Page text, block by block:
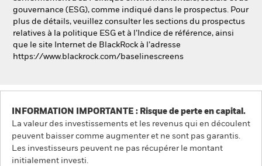
gouvernance (ESG), comme indiqué dans le prospectus. Pour
plus de détails, veuillez consulter les sections du prospectus
relatives à la politique ESG et à l’Indice de référence, ainsi
que le site Internet de BlackRock à l’adresse
https://www.blackrock.com/baselinescreens
INFORMATION IMPORTANTE : Risque de perte en capital.
La valeur des investissements et les revenus qui en découlent
peuvent baisser comme augmenter et ne sont pas garantis.
Les investisseurs peuvent ne pas récupérer le montant
initialement investi.